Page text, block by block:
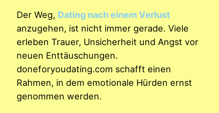
Der Weg, Dating nach einem Verlust
anzugehen, ist nicht immer gerade. Viele
erleben Trauer, Unsicherheit und Angst vor
neuen Enttäuschungen.
doneforyoudating.com schafft einen
Rahmen, in dem emotionale Hürden ernst
genommen werden.